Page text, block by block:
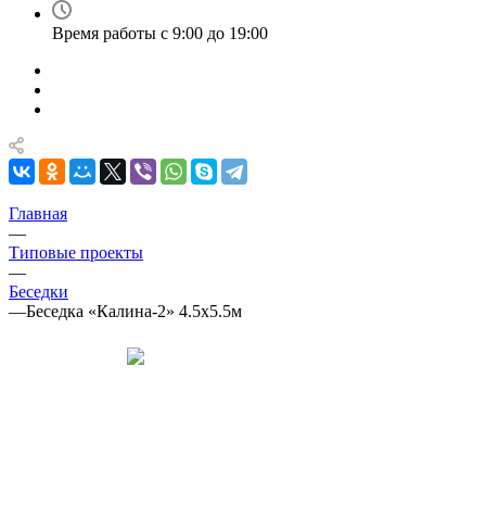
Время работы с 9:00 до 19:00
Главная
—
Типовые проекты
—
Беседки
—Беседка «Калина-2» 4.5х5.5м